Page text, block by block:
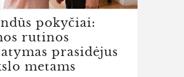
pokyčiai:
rutinos
prasidėjus
metams